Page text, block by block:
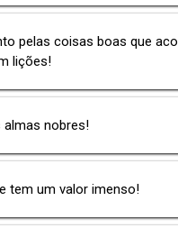
pelas coisas boas que
lições!
almas nobres!
tem um valor imenso!